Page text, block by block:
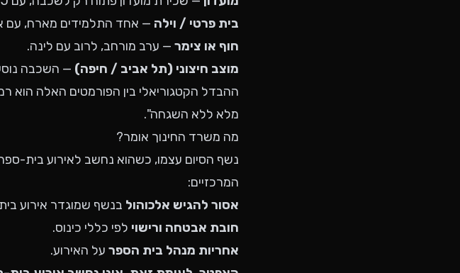
בית פרטי / וילה — אחד התלמידים מארח, עם
חוף או צימר — ערב מורחב, לרוב עם לינה.
מוצב חיצוני (תל אביב / חיפה) — השכבה
ההבדל הקטגוריאלי בין הפורמטים האלה
מלא ללא השגחה".
מה משרד החינוך אומר?
נשף הסיום עצמו, כשהוא נחשב לאירוע בית-
המרכזיים:
אסור להגיש אלכוהול בנשף שמוגדר אירוע
חובת אבטחה ורישוי לפי כללי כינוס.
אחריות מנהל בית הספר על האירוע.